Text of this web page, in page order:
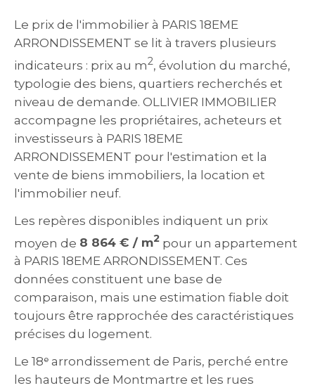
Le prix de l'immobilier à PARIS 18EME
ARRONDISSEMENT se lit à travers plusieurs
indicateurs : prix au m2, évolution du marché,
typologie des biens, quartiers recherchés et
niveau de demande. OLLIVIER IMMOBILIER
accompagne les propriétaires, acheteurs et
investisseurs à PARIS 18EME
ARRONDISSEMENT pour l'estimation et la
vente de biens immobiliers, la location et
l'immobilier neuf.
Les repères disponibles indiquent un prix
moyen de 8 864 € / m2 pour un appartement
à PARIS 18EME ARRONDISSEMENT. Ces
données constituent une base de
comparaison, mais une estimation fiable doit
toujours être rapprochée des caractéristiques
précises du logement.
Le 18ᵉ arrondissement de Paris, perché entre
les hauteurs de Montmartre et les rues